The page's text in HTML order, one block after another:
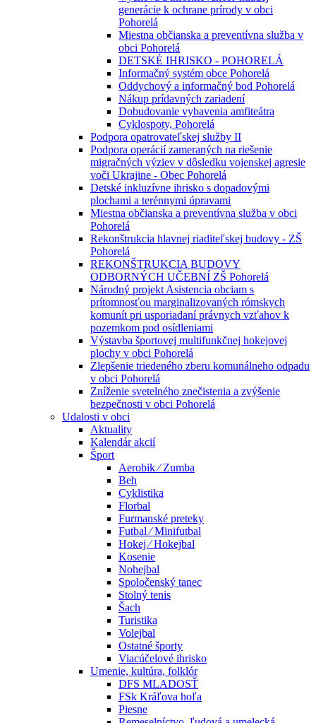
generácie k ochrane prírody v obci
Pohorelá
Miestna občianska a preventívna služba v
obci Pohorelá
DETSKÉ IHRISKO - POHORELÁ
Informačný systém obce Pohorelá
Oddychový a informačný bod Pohorelá
Nákup prídavných zariadení
Dobudovanie vybavenia amfiteátra
Cyklospoty, Pohorelá
Podpora opatrovateľskej služby II
Podpora operácií zameraných na riešenie
migračných výziev v dôsledku vojenskej agresie
voči Ukrajine - Obec Pohorelá
Detské inkluzívne ihrisko s dopadovými
plochami a terénnymi úpravami
Miestna občianska a preventívna služba v obci
Pohorelá
Rekonštrukcia hlavnej riaditeľskej budovy - ZŠ
Pohorelá
REKONŠTRUKCIA BUDOVY
ODBORNÝCH UČEBNÍ ZŠ Pohorelá
Národný projekt Asistencia obciam s
prítomnosťou marginalizovaných rómskych
komunít pri usporiadaní právnych vzťahov k
pozemkom pod osídleniami
Výstavba športovej multifunkčnej hokejovej
plochy v obci Pohorelá
Zlepšenie triedeného zberu komunálneho odpadu
v obci Pohorelá
Zníženie svetelného znečistenia a zvýšenie
bezpečnosti v obci Pohorelá
Udalosti v obci
Aktuality
Kalendár akcií
Šport
Aerobik ⁄ Zumba
Beh
Cyklistika
Florbal
Furmanské preteky
Futbal ⁄ Minifutbal
Hokej ⁄ Hokejbal
Kosenie
Nohejbal
Spoločenský tanec
Stolný tenis
Šach
Turistika
Volejbal
Ostatné športy
Viacúčelové ihrisko
Umenie, kultúra, folklór
DFS MLADOSŤ
FSk Kráľova hoľa
Piesne